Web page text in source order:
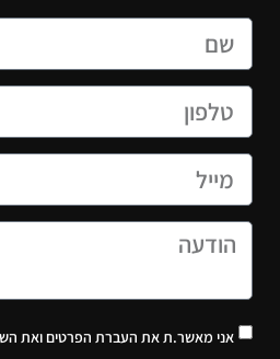
אני מאשר.ת את העברת הפרטים ואת